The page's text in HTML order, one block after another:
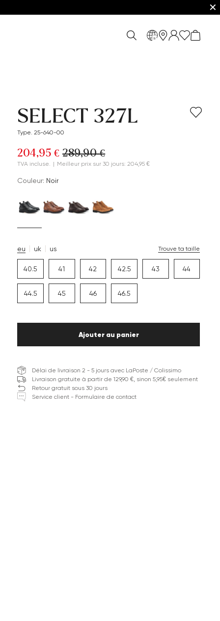
✕
fr
SELECT 327L
Type. 25-640-00
204,95 € 289,90 €
TVA incluse. | Meilleur prix sur 30 jours: 204,95 €
Couleur: Noir
eu uk us Trouve ta taille
40.5 41 42 42.5 43 44
44.5 45 46 46.5
Ajouter au panier
Délai de livraison 2 - 5 jours avec LaPoste / Colissimo
Livraison gratuite à partir de 129,90 €, sinon 5,95€ seulement
Retour gratuit sous 30 jours
Service client - Formulaire de contact